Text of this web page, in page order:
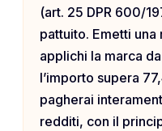
(art. 25 DPR 600/
pattuito. Emetti una
applichi la marca
l’importo supera
pagherai
redditi, con il